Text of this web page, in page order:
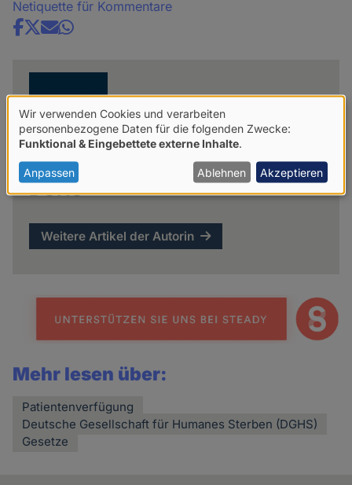
Netiquette für Kommentare
Share
DGHS
Weitere Artikel der Autorin
Mehr lesen über:
Patientenverfügung
Deutsche Gesellschaft für Humanes Sterben (DGHS)
Gesetze
Verwendung
von
personenbezogenen
Daten
und
Cookies
Wir verwenden Cookies und verarbeiten
personenbezogene Daten für die folgenden Zwecke:
Funktional & Eingebettete externe Inhalte.
Anpassen Ablehnen Akzeptieren